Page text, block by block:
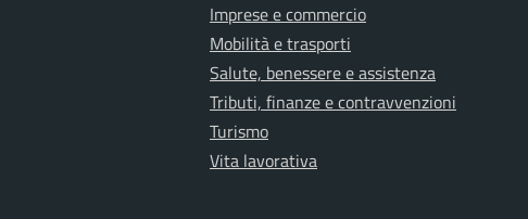
Imprese e commercio
Mobilità e trasporti
Salute, benessere e assistenza
Tributi, finanze e contravvenzioni
Turismo
Vita lavorativa